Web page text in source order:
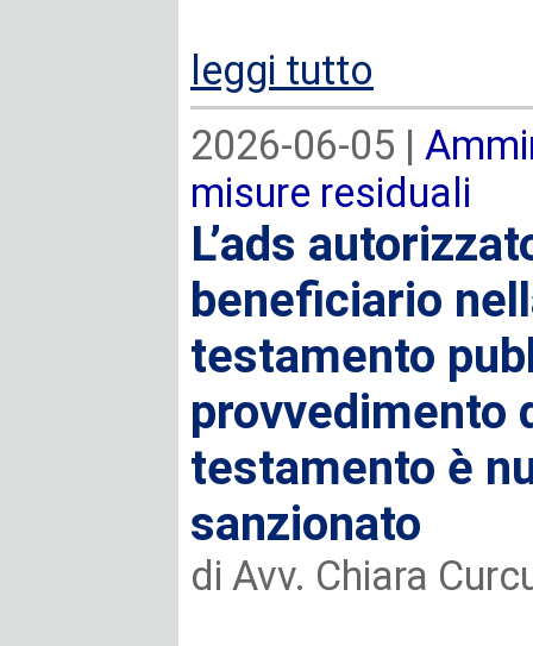
leggi tutto
2026-06-05 |
misure residuali
L’ads
beneficiario
testamento
provvedimento
testamento è
sanzionato
di Avv. Chiara